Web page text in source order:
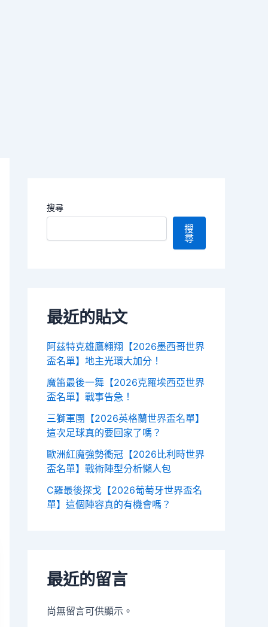
搜尋
搜
尋
最近的貼文
阿茲特克雄鷹翱翔【2026墨西哥世界
盃名單】地主光環大加分！
魔笛最後一舞【2026克羅埃西亞世界
盃名單】戰事告急！
三獅軍團【2026英格蘭世界盃名單】
這次足球真的要回家了嗎？
歐洲紅魔強勢衝冠【2026比利時世界
盃名單】戰術陣型分析懶人包
C羅最後探戈【2026葡萄牙世界盃名
單】這個陣容真的有機會嗎？
最近的留言
尚無留言可供顯示。